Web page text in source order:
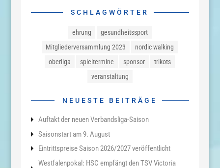
SCHLAGWÖRTER
ehrung
gesundheitssport
Mitgliederversammlung 2023
nordic walking
oberliga
spieltermine sponsor
trikots
veranstaltung
NEUESTE BEITRÄGE
Auftakt der neuen Verbandsliga-Saison
Saisonstart am 9. August
Eintrittspreise Saison 2026/2027 veröffentlicht
Westfalenpokal: HSC empfängt den TSV Victoria